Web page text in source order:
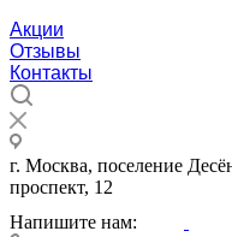
Акции
Отзывы
Контакты
г. Москва, поселение
проспект, 12
Напишите нам: